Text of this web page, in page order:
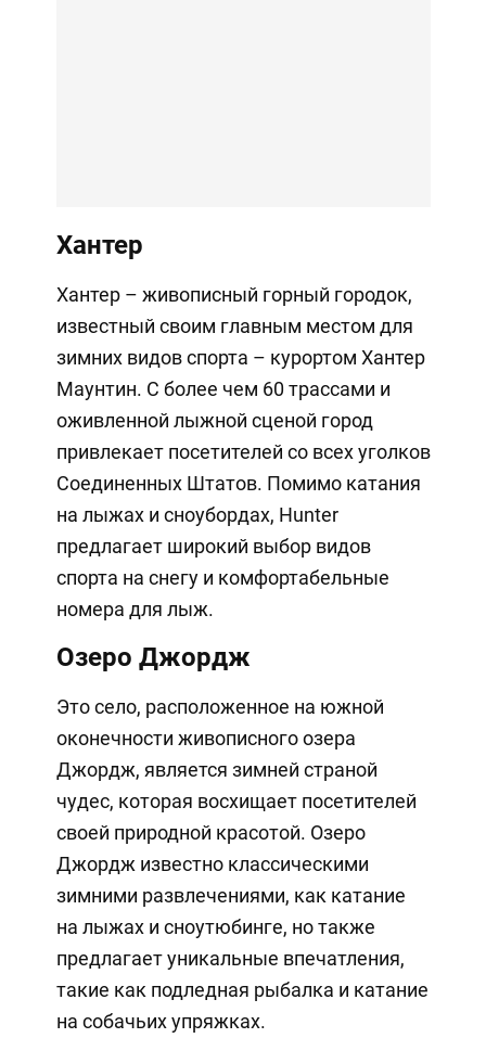
Хантер
Хантер – живописный горный городок,
известный своим главным местом для
зимних видов спорта – курортом Хантер
Маунтин. С более чем 60 трассами и
оживленной лыжной сценой город
привлекает посетителей со всех уголков
Соединенных Штатов. Помимо катания
на лыжах и сноубордах, Hunter
предлагает широкий выбор видов
спорта на снегу и комфортабельные
номера для лыж.
Озеро Джордж
Это село, расположенное на южной
оконечности живописного озера
Джордж, является зимней страной
чудес, которая восхищает посетителей
своей природной красотой. Озеро
Джордж известно классическими
зимними развлечениями, как катание
на лыжах и сноутюбинге, но также
предлагает уникальные впечатления,
такие как подледная рыбалка и катание
на собачьих упряжках.